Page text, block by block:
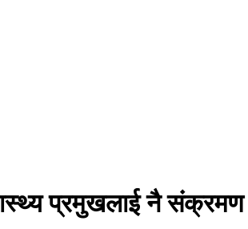
प्रमुखलाई नै संक्रमण